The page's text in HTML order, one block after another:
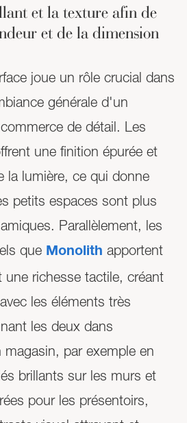
et la texture afin de
et de la dimension
joue un rôle crucial dans
générale d'un
de détail. Les
une finition épurée et
la lumière, ce qui donne
petits espaces sont plus
Parallèlement, les
que Monolith apportent
une richesse tactile, créant
les éléments très
les deux dans
par exemple en
brillants sur les murs et
pour les présentoirs,